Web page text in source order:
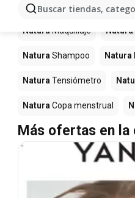
Buscar tiendas,
Más productos
NaturaMaquillaje Natura
Natura Shampoo Natura
Natura Tensiómetro
Natura Copa menstrual
Más ofertas en la